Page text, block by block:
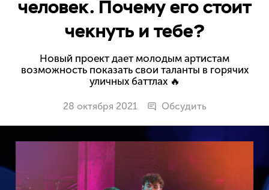
человек. Почему его стоит
чекнуть и тебе?
Новый проект дает молодым артистам
возможность показать свои таланты в горячих
уличных баттлах 🔥
28 октября 2021 Обсудить